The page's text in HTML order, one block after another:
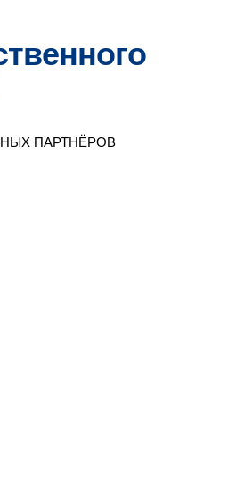
ПАРТНЁРОВ